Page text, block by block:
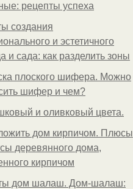
рецепты успеха
создания
и эстетичного
и сада: как разделить зоны
плоского шифера. Можно
шифер и чем?
и оливковый цвета.
дом кирпичом. Плюсы
деревянного дома,
кирпичом
дом шалаш. Дом-шалаш: